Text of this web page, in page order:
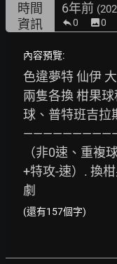
時間 6年前
資訊 0 image0
內容預覽:
色違夢特 仙伊
兩隻各換 柑果
球、普特班吉拉
（非0速、重複
+特攻-速）. 換
劇
(還有157個字)